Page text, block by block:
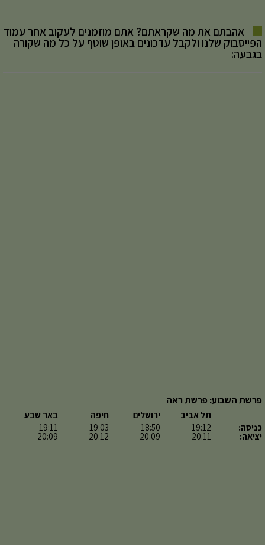
אהבתם את מה שקראתם? אתם מוזמנים לעקוב אחר עמוד
הפייסבוק שלנו ולקבל עדכונים באופן שוטף על כל מה שקורה
בגבעה:
פרשת השבוע: פרשת ראה
כניסה:
יציאה:
תל אביב
19:12
20:11
ירושלים
18:50
20:09
חיפה
19:03
20:12
באר שבע
19:11
20:09